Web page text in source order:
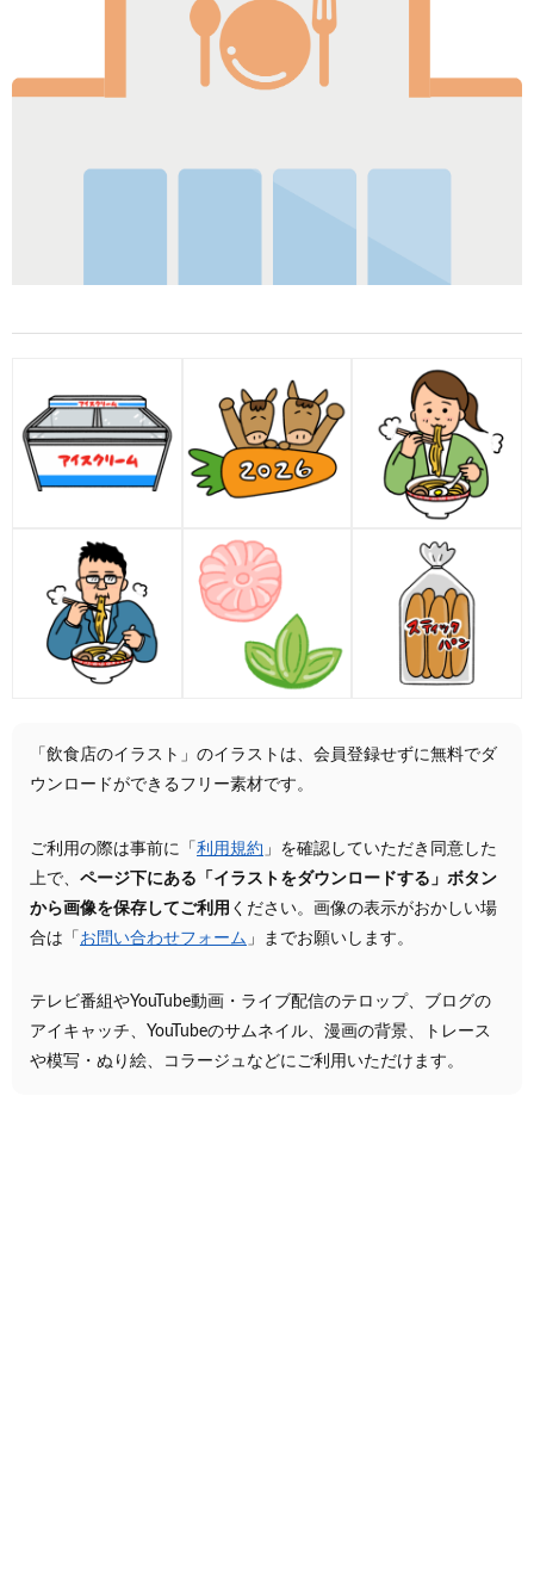
「飲食店のイラスト」のイラストは、会員登録せずに無料でダ
ウンロードができるフリー素材です。
ご利用の際は事前に「 利用規約 」を確認していただき同意した
上で、 ページ下にある「イラストをダウンロードする」ボタン
から画像を保存してご利用 ください。画像の表示がおかしい場
合は「 お問い合わせフォーム 」までお願いします。
テレビ番組やYouTube動画・ライブ配信のテロップ、ブログの
アイキャッチ、YouTubeのサムネイル、漫画の背景、トレース
や模写・ぬり絵、コラージュなどにご利用いただけます。